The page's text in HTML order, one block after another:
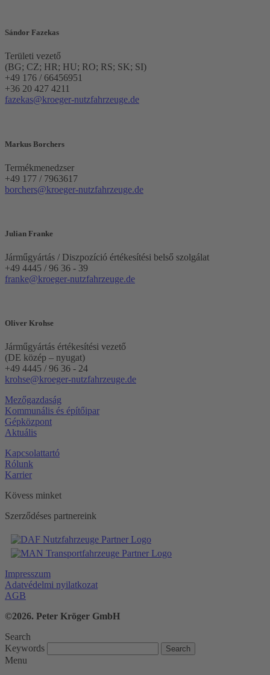
Sándor Fazekas
Területi vezető
(BG; CZ; HR; HU; RO; RS; SK; SI)
+49 176 / 66456951
+36 20 427 4211
fazekas@kroeger-nutzfahrzeuge.de
Markus Borchers
Termékmenedzser
+49 177 / 7963617
borchers@kroeger-nutzfahrzeuge.de
Julian Franke
Járműgyártás / Diszpozíció értékesítési belső szolgálat
+49 4445 / 96 36 - 39
franke@kroeger-nutzfahrzeuge.de
Oliver Krohse
Járműgyártás értékesítési vezető
(DE közép – nyugat)
+49 4445 / 96 36 - 24
krohse@kroeger-nutzfahrzeuge.de
Mezőgazdaság
Kommunális és építőipar
Gépközpont
Aktuális
Kapcsolattartó
Rólunk
Karrier
Kövess minket
Szerződéses partnereink
Impresszum
Adatvédelmi nyilatkozat
AGB
©2026. Peter Kröger GmbH
Search
Keywords
Menu